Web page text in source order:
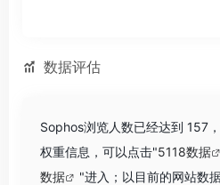
数据评估
Sophos浏览人数已经达到 157
权重信息，可以点击"5118数据
数据
"进入；以目前的网站数